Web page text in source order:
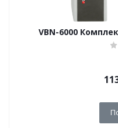
VBN-6000